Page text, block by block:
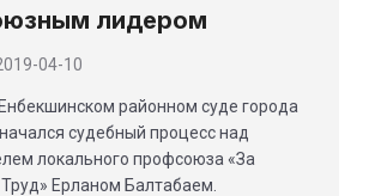
лидером
04-10
районном суде города
судебный процесс над
локального профсоюза «За
Ерланом Балтабаем.